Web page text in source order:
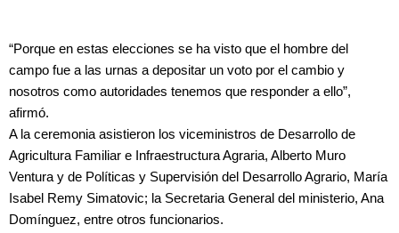
“Porque en estas elecciones se ha visto que el hombre del
campo fue a las urnas a depositar un voto por el cambio y
nosotros como autoridades tenemos que responder a ello”,
afirmó.
A la ceremonia asistieron los viceministros de Desarrollo de
Agricultura Familiar e Infraestructura Agraria, Alberto Muro
Ventura y de Políticas y Supervisión del Desarrollo Agrario, María
Isabel Remy Simatovic; la Secretaria General del ministerio, Ana
Domínguez, entre otros funcionarios.